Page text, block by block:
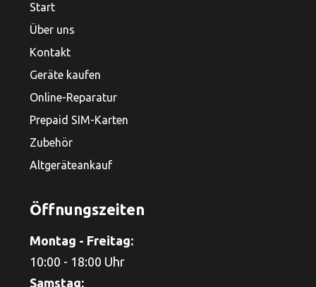
Start
Über uns
Kontakt
Geräte kaufen
Online-Reparatur
Prepaid SIM-Karten
Zubehör
Altgeräteankauf
Öffnungszeiten
Montag - Freitag:
10:00 - 18:00 Uhr
Samstag: